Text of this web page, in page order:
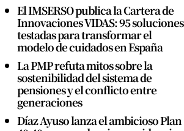
El IMSERSO publica la Cartera de
Innovaciones VIDAS: 95 soluciones
testadas para transformar el
modelo de cuidados en España
La PMP refuta mitos sobre la
sostenibilidad del sistema de
pensiones y el conflicto entre
generaciones
Díaz Ayuso lanza el ambicioso Plan